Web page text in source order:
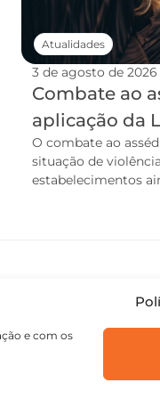
e com os
3 de agosto de 2026
Combate ao
aplicação da
O combate ao
situação de
estabelecimentos
Atualidades